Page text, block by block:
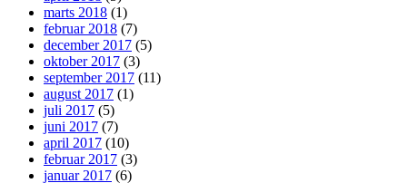
marts 2018 (1)
februar 2018 (7)
december 2017 (5)
oktober 2017 (3)
september 2017 (11)
august 2017 (1)
juli 2017 (5)
juni 2017 (7)
april 2017 (10)
februar 2017 (3)
januar 2017 (6)